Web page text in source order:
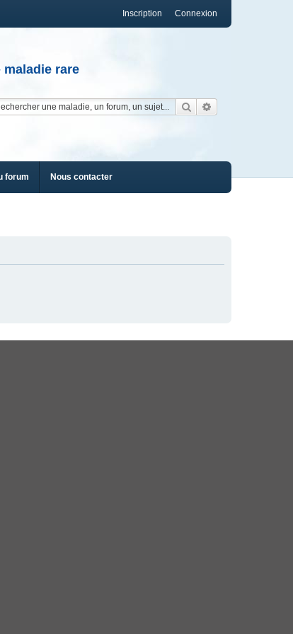
Connexion
Inscription
rare
Rechercher
forum Nous contacter